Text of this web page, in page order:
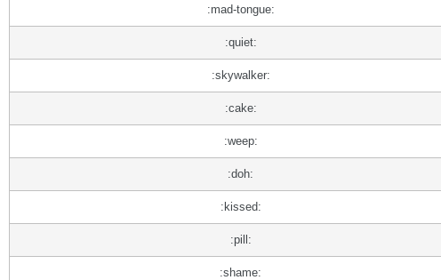
:mad-tongue:
:quiet:
:skywalker:
:cake:
:weep:
:doh:
:kissed:
:pill:
:shame: